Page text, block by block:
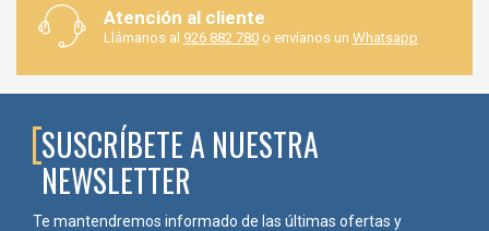
Atención al cliente
Llámanos al 926 882 780 o envíanos un Whatsapp
SUSCRÍBETE A NUESTRA
NEWSLETTER
Te mantendremos informado de las últimas ofertas y